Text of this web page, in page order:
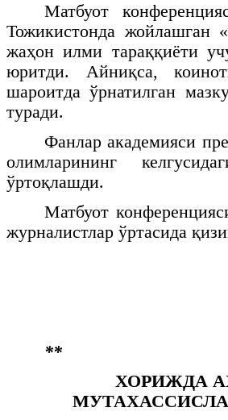
Матбуот
Тожикистонда жойлашган
жаҳон илми тараққиёти
юритди. Айниқса,
шароитда ўрнатилган
туради.
Фанлар академияси
олимларининг
ўртоқлашди.
Матбуот
журналистлар ўртасида
**
ХОРИЖДА